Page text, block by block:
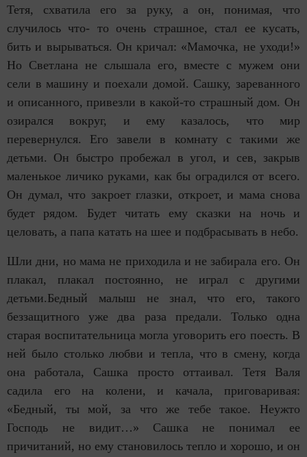
Тетя, схватила его за руку, а он, понимая, что
случилось что- то очень страшное, стал ее кусать,
бить и вырываться. Он кричал: «Мамочка, не уходи!»
Но Светлана не слышала его, вместе с мужем они
сели в машину и поехали домой. Сашку, зареванного
и описанного, привезли в какой-то страшный дом. Он
озирался вокруг, и ему казалось, что мир
перевернулся. Его завели в комнату с такими же
детьми. Он быстро пробежал в угол, и сев, закрыв
маленькое личико руками, как бы оградился от всего.
Он думал, что закроет глазки, откроет, и мама снова
будет рядом. Будет читать ему сказки на ночь и
целовать, а папа катать на шее и подбрасывать в небо.
Шли дни, но мама не приходила и не забирала его. Он
плакал, плакал постоянно, не играл с другими
детьми.Бедный малыш не знал, что его, такого
беззащитного уже два раза предали. Только одна
старая воспитательница могла уговорить его поесть. В
ней было столько любви и тепла, что в смену, когда
она работала, Сашка просто оттаивал. Тетя Валя
садила его на колени, и качала, приговаривая:
«Бедный, ты мой, за что же тебе такое. Неужто
Господь не видит…» Сашка не понимал ее
причитаний, но ему становилось тепло и хорошо, и он